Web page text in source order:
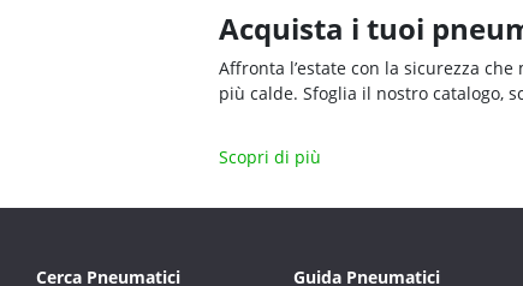
Acquista i tuoi
Affronta l’estate con la sicurezza
più calde. Sfoglia il nostro catalogo,
Scopri di più
Cerca Pneumatici Guida Pneumatici